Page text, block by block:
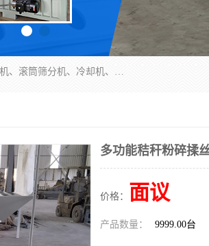
济南恒瑞达机械有限公司主营：颗粒机、环模颗粒机、平模颗粒机、粉碎机、滚筒筛分机、冷却机、颗粒燃烧机、生物质颗粒机、木屑颗粒机、秸秆颗粒机、饲料颗粒机、燃料颗粒机、木材粉碎机、秸秆粉碎机、饲料粉碎机、颗粒冷却机、锯末滚筒筛、锤片粉碎机、滚筒筛、搅拌机等产品。
多功能秸秆粉碎揉
价格： 面议
产品数量： 9999.00台